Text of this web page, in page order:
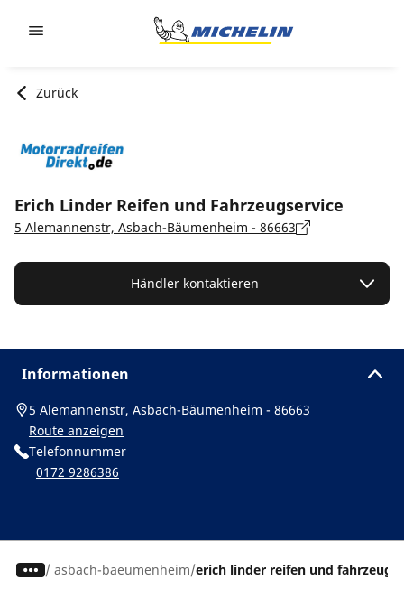
Zurück
Erich Linder Reifen und Fahrzeugservice
5 Alemannenstr, Asbach-Bäumenheim - 86663
Händler kontaktieren
Informationen
5 Alemannenstr, Asbach-Bäumenheim - 86663
Route anzeigen
Telefonnummer
0172 9286386
/ asbach-baeumenheim erich linder reifen und